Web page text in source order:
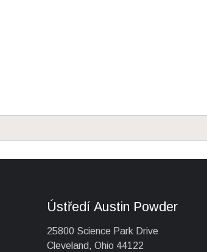
Ústředí Austin Powder
25800 Science Park Drive
Cleveland, Ohio 44122